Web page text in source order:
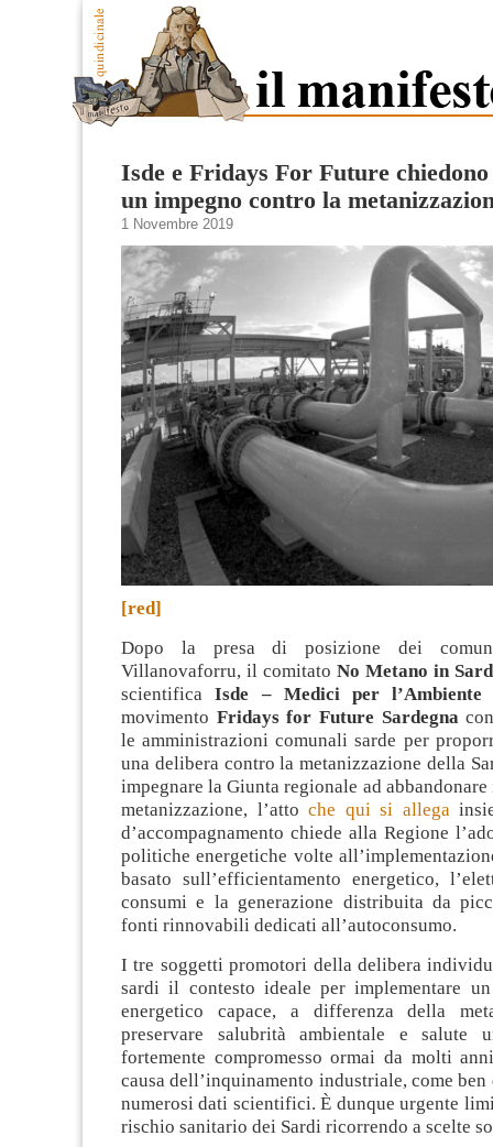
Isde e Fridays For Future
un impegno contro la
1 Novembre 2019
[red]
Dopo la presa di posizione dei
Villanovaforru, il comitato No Metano in
scientificaIsde – Medici per l’Ambiente
movimento Fridays for Future Sardegna
le amministrazioni comunali sarde per
una delibera contro la metanizzazione della
impegnare la Giunta regionale ad
metanizzazione, l’atto che qui si allega
d’accompagnamento chiede alla Regione
politiche energetiche volte
basato sull’efficientamento energetico,
consumi e la generazione distribuita da
fonti rinnovabili dedicati all’autoconsumo.
I tre soggetti promotori della delibera
sardi il contesto ideale per implementare
energetico capace, a differenza della
preservare salubrità ambientale e salute
fortemente compromesso ormai da molti
causa dell’inquinamento industriale, come ben
numerosi dati scientifici. È dunque urgente
rischio sanitario dei Sardi ricorrendo a scelte